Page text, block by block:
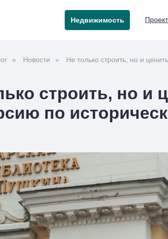
Недвижимость
» Новости » Не только строить, но и ценить
строить, но и
по